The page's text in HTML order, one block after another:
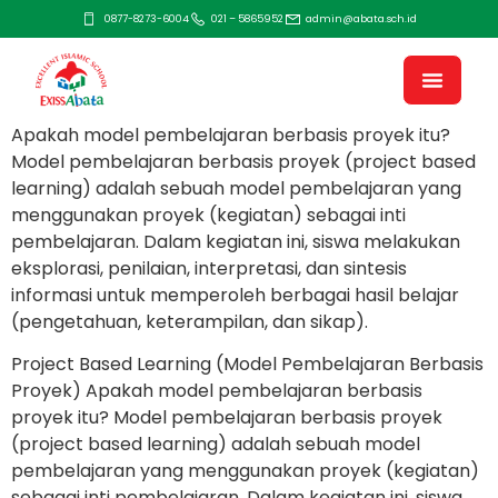
0877-8273-6004 021 – 5865952 admin@abata.sch.id
Apakah model pembelajaran berbasis proyek itu?
Model pembelajaran berbasis proyek (project based
learning) adalah sebuah model pembelajaran yang
menggunakan proyek (kegiatan) sebagai inti
pembelajaran. Dalam kegiatan ini, siswa melakukan
eksplorasi, penilaian, interpretasi, dan sintesis
informasi untuk memperoleh berbagai hasil belajar
(pengetahuan, keterampilan, dan sikap).
Project Based Learning (Model Pembelajaran Berbasis
Proyek) Apakah model pembelajaran berbasis
proyek itu? Model pembelajaran berbasis proyek
(project based learning) adalah sebuah model
pembelajaran yang menggunakan proyek (kegiatan)